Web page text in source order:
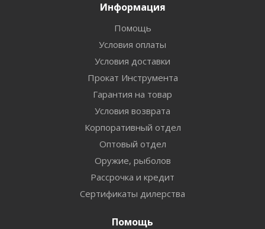
Информация
Помощь
Условия оплаты
Условия доставки
Прокат Инструмента
Гарантия на товар
Условия возврата
Корпоративный отдел
Оптовый отдел
Оружие, рыболов
Рассрочка и кредит
Сертификаты дилерства
Помощь